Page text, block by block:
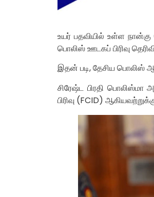
உயர் பதவியில் உள்ள
பொலிஸ் ஊடகப் பிரிவு
இதன் படி, தேசிய பொலிஸ்
சிரேஷ்ட பிரதி பொலிஸ்மா
பிரிவு (FCID)